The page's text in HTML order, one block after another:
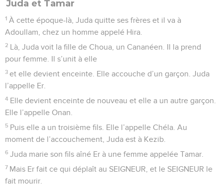
Juda et Tamar
1 À cette époque-là, Juda quitte ses frères et il va à
Adoullam, chez un homme appelé Hira.
2 Là, Juda voit la fille de Choua, un Cananéen. Il la prend
pour femme. Il s’unit à elle
3 et elle devient enceinte. Elle accouche d’un garçon. Juda
l’appelle Er.
4 Elle devient enceinte de nouveau et elle a un autre garçon.
Elle l’appelle Onan.
5 Puis elle a un troisième fils. Elle l’appelle Chéla. Au
moment de l’accouchement, Juda est à Kezib.
6 Juda marie son fils aîné Er à une femme appelée Tamar.
7 Mais Er fait ce qui déplaît au SEIGNEUR, et le SEIGNEUR le
fait mourir.